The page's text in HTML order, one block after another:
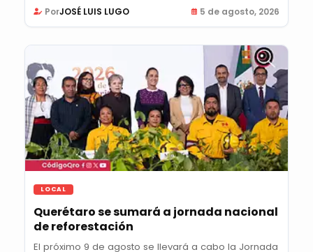
PorJOSÉ LUIS LUGO 5 de agosto, 2026
LOCAL
Querétaro se sumará a jornada nacional
de reforestación
El próximo 9 de agosto se llevará a cabo la Jornada